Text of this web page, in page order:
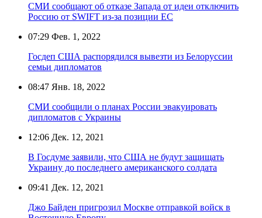
СМИ сообщают об отказе Запада от идеи отключить
Россию от SWIFT из-за позиции ЕС
07:29 Фев. 1, 2022
Госдеп США распорядился вывезти из Белоруссии
семьи дипломатов
08:47 Янв. 18, 2022
СМИ сообщили о планах России эвакуировать
дипломатов с Украины
12:06 Дек. 12, 2021
В Госдуме заявили, что США не будут защищать
Украину до последнего американского солдата
09:41 Дек. 12, 2021
Джо Байден пригрозил Москве отправкой войск в